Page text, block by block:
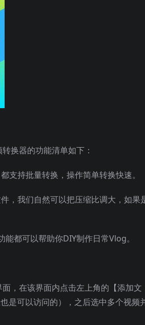
转换器的功能清单如下：
支持批量转换，操作简单转换快速。
，我们自然可以把压缩比调大，如果
都可以帮助你DIY制作日常Vlog。
，在该界面内点击左上角的【添加文
是可以访问的），之后选中多个视频